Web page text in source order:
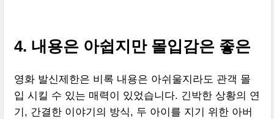
4. 내용은 아쉽지만 몰입감은 좋은
영화 발신제한은 비록 내용은 아쉬울지라도 관객 몰
입 시킬 수 있는 매력이 있었습니다. 긴박한 상황의 연
기, 간결한 이야기의 방식, 두 아이를 지기 위한 아버